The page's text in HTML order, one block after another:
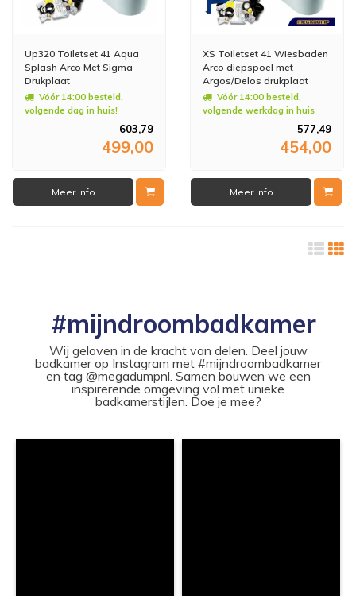
Up320 Toiletset 41 Aqua
Splash Arco Met Sigma
Drukplaat
Vóór 14:00 besteld,
volgende dag in huis!
603,79
499,00
Meer info
XS Toiletset 41 Wiesbaden
Arco diepspoel met
Argos/Delos drukplaat
Vóór 14:00 besteld,
volgende werkdag in huis
577,49
454,00
Meer info
#mijndroombadkamer
Wij geloven in de kracht van delen. Deel jouw
badkamer op Instagram met #mijndroombadkamer
en tag @megadumpnl. Samen bouwen we een
inspirerende omgeving vol met unieke
badkamerstijlen. Doe je mee?